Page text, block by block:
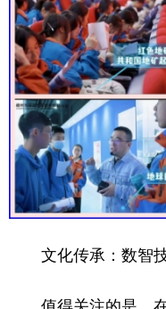
文化传承：数智
值得关注的是，